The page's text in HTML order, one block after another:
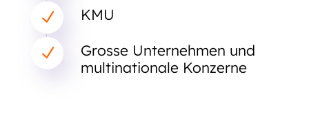
N KMU
N
Grosse Unternehmen und
multinationale Konzerne